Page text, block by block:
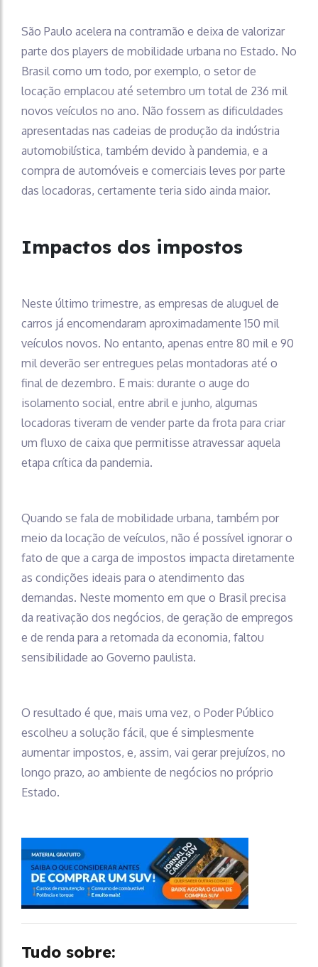
São Paulo acelera na contramão e deixa de valorizar
parte dos players de mobilidade urbana no Estado. No
Brasil como um todo, por exemplo, o setor de
locação emplacou até setembro um total de 236 mil
novos veículos no ano. Não fossem as dificuldades
apresentadas nas cadeias de produção da indústria
automobilística, também devido à pandemia, e a
compra de automóveis e comerciais leves por parte
das locadoras, certamente teria sido ainda maior.
Impactos dos impostos
Neste último trimestre, as empresas de aluguel de
carros já encomendaram aproximadamente 150 mil
veículos novos. No entanto, apenas entre 80 mil e 90
mil deverão ser entregues pelas montadoras até o
final de dezembro. E mais: durante o auge do
isolamento social, entre abril e junho, algumas
locadoras tiveram de vender parte da frota para criar
um fluxo de caixa que permitisse atravessar aquela
etapa crítica da pandemia.
Quando se fala de mobilidade urbana, também por
meio da locação de veículos, não é possível ignorar o
fato de que a carga de impostos impacta diretamente
as condições ideais para o atendimento das
demandas. Neste momento em que o Brasil precisa
da reativação dos negócios, de geração de empregos
e de renda para a retomada da economia, faltou
sensibilidade ao Governo paulista.
O resultado é que, mais uma vez, o Poder Público
escolheu a solução fácil, que é simplesmente
aumentar impostos, e, assim, vai gerar prejuízos, no
longo prazo, ao ambiente de negócios no próprio
Estado.
Tudo sobre: